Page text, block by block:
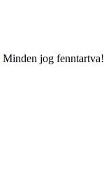
Minden jog fenntartva!